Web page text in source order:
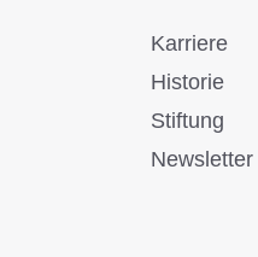
Karriere
Historie
Stiftung
Newsletter